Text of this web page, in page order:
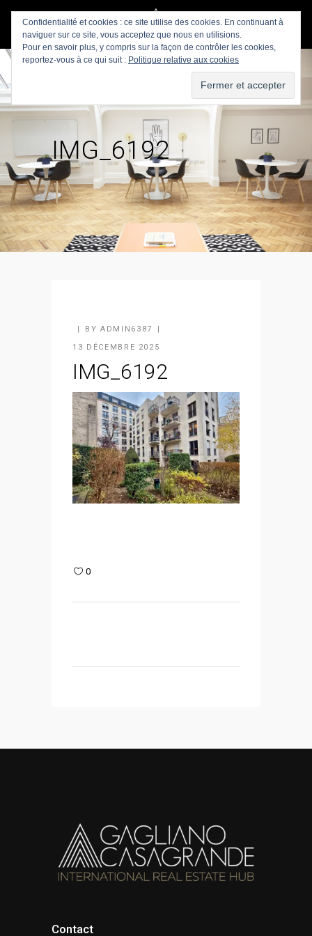
IMG_6192
BY ADMIN6387
13 DÉCEMBRE 2025
IMG_6192
0
Contact
Confidentialité et cookies : ce site utilise des cookies. En continuant à
naviguer sur ce site, vous acceptez que nous en utilisions.
Pour en savoir plus, y compris sur la façon de contrôler les cookies,
reportez-vous à ce qui suit : Politique relative aux cookies